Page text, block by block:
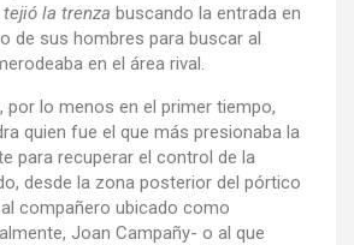
tejió la trenza buscando la entrada en
de sus hombres para buscar al
en el área rival.
por lo menos en el primer tiempo,
quien fue el que más presionaba la
para recuperar el control de la
desde la zona posterior del pórtico
compañero ubicado como
Joan Campañy- o al que